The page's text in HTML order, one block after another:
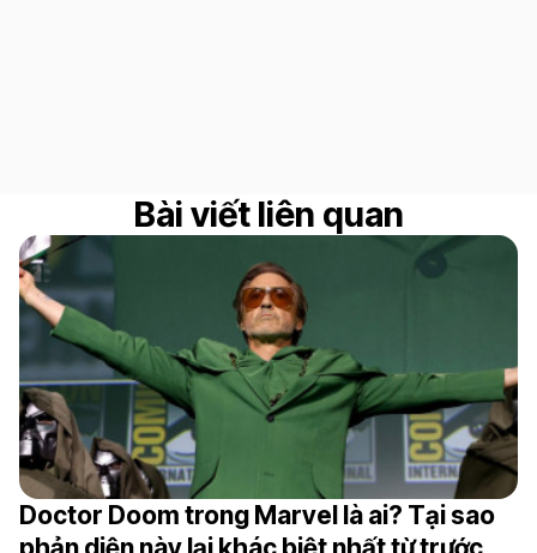
Bài viết liên quan
Doctor Doom trong Marvel là ai? Tại sao